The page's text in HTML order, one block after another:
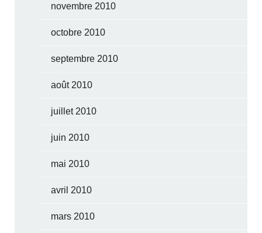
novembre 2010
octobre 2010
septembre 2010
août 2010
juillet 2010
juin 2010
mai 2010
avril 2010
mars 2010